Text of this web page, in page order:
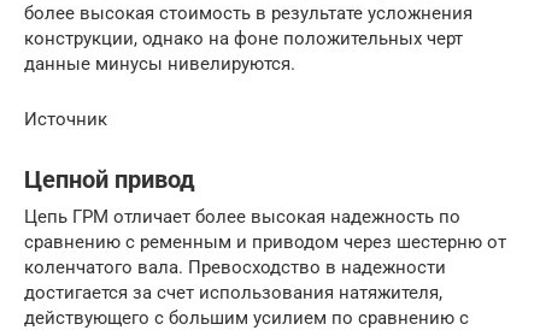
более высокая стоимость в результате усложнения
конструкции, однако на фоне положительных черт
данные минусы нивелируются.
Источник
Цепной привод
Цепь ГРМ отличает более высокая надежность по
сравнению с ременным и приводом через шестерню от
коленчатого вала. Превосходство в надежности
достигается за счет использования натяжителя,
действующего с большим усилием по сравнению с